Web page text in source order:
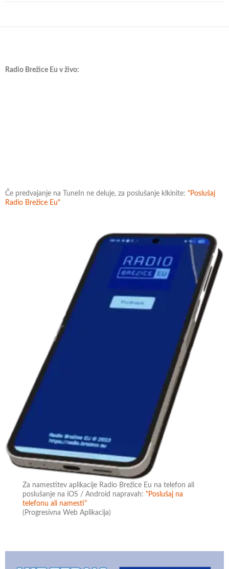
Radio Brežice Eu v živo:
Če predvajanje na TuneIn ne deluje, za poslušanje klkinite: "Poslušaj
Radio Brežice Eu"
Za namestitev aplikacije Radio Brežice Eu na telefon ali
poslušanje na iOS / Android napravah:"Poslušaj na
telefonu ali namesti"
(Progresivna Web Aplikacija)